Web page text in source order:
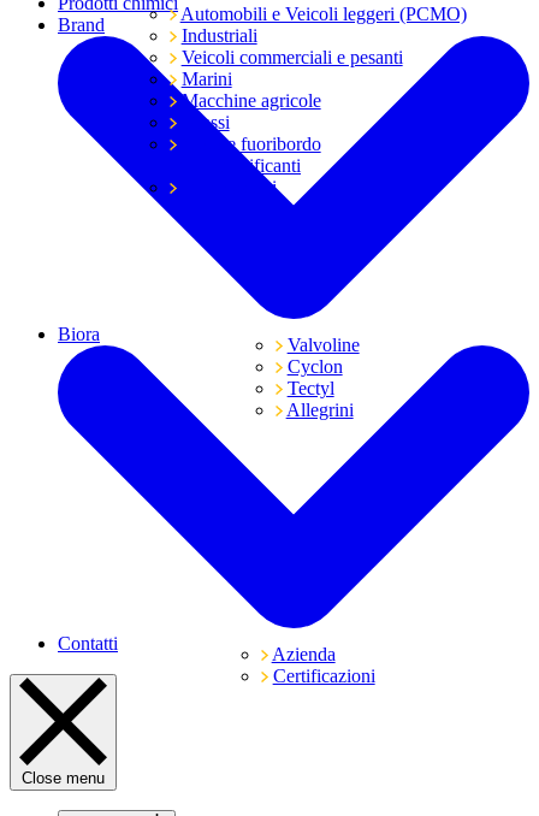
Automobili e Veicoli leggeri (PCMO)
Industriali
Veicoli commerciali e pesanti
Marini
Macchine agricole
Grassi
Moto e fuoribordo
Tutti i lubrificanti
Trasmissioni
Brand
Valvoline
Cyclon
Tectyl
Allegrini
Biora
Azienda
Certificazioni
Contatti
Close menu